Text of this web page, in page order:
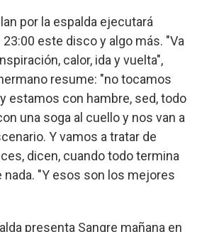
por la espalda ejecutará
este disco y algo más. "Va
calor, ida y vuelta",
resume: "no tocamos
estamos con hambre, sed, todo
una soga al cuello y nos van a
Y vamos a tratar de
dicen, cuando todo termina
nada. "Y esos son los mejores
presenta Sangre mañana en